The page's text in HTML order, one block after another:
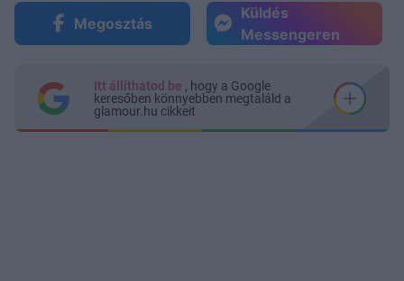
Megosztás
Küldés
Messengeren
Itt állíthatod be , hogy a Google
keresőben könnyebben megtaláld a
glamour.hu cikkeit